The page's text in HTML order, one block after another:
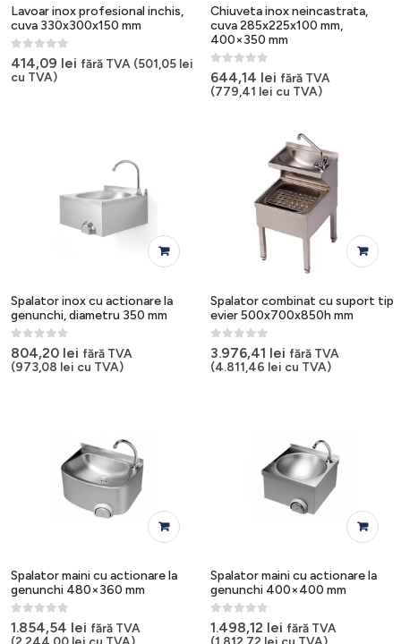
Lavoar inox profesional inchis,
cuva 330x300x150 mm
0out of 5
414,09 lei fără TVA (501,05 lei
cu TVA)
Chiuveta inox neincastrata,
cuva 285x225x100 mm,
400×350 mm
0out of 5
644,14 lei fără TVA
(779,41 lei cu TVA)
Spalator inox cu actionare la
genunchi, diametru 350 mm
0out of 5
804,20 lei fără TVA
(973,08 lei cu TVA)
Spalator combinat cu suport tip
evier 500x700x850h mm
0out of 5
3.976,41 lei fără TVA
(4.811,46 lei cu TVA)
Spalator maini cu actionare la
genunchi 480×360 mm
0 out of 5
1.854,54 lei fără TVA
Spalator maini cu actionare la
genunchi 400×400 mm
0 out of 5
1.498,12 lei fără TVA